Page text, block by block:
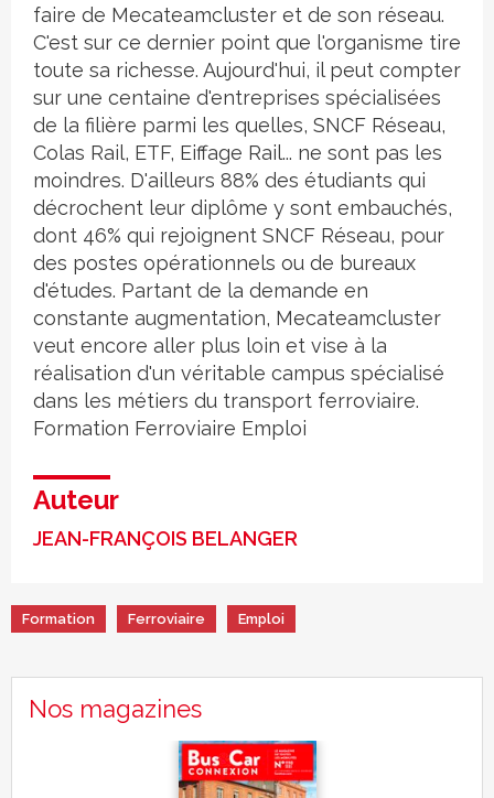
faire de Mecateamcluster et de son réseau.
C'est sur ce dernier point que l'organisme tire
toute sa richesse. Aujourd'hui, il peut compter
sur une centaine d'entreprises spécialisées
de la filière parmi les quelles, SNCF Réseau,
Colas Rail, ETF, Eiffage Rail... ne sont pas les
moindres. D'ailleurs 88% des étudiants qui
décrochent leur diplôme y sont embauchés,
dont 46% qui rejoignent SNCF Réseau, pour
des postes opérationnels ou de bureaux
d'études. Partant de la demande en
constante augmentation, Mecateamcluster
veut encore aller plus loin et vise à la
réalisation d'un véritable campus spécialisé
dans les métiers du transport ferroviaire.
Formation Ferroviaire Emploi
Auteur
JEAN-FRANÇOIS BELANGER
Formation Ferroviaire Emploi
Nos magazines